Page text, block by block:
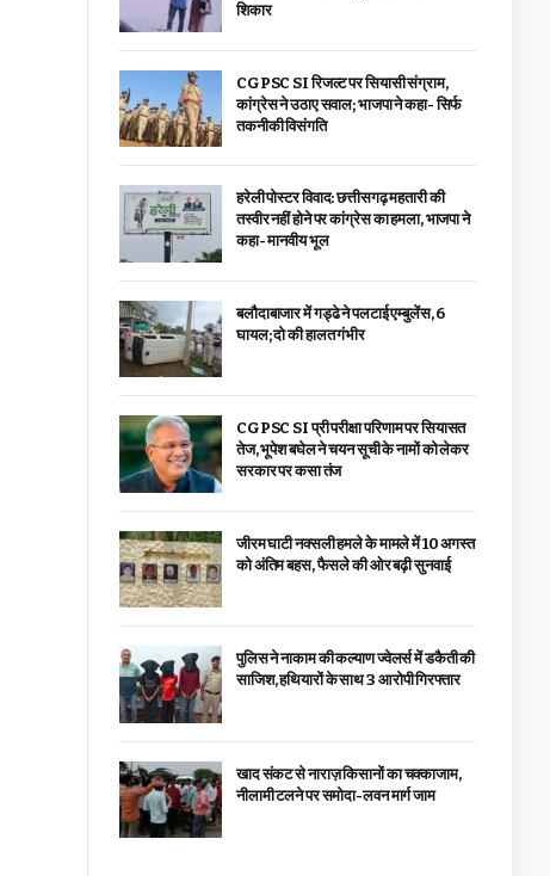
शिकार
CGPSC SI रिजल्ट पर सियासी संग्राम,
कांग्रेस ने उठाए सवाल; भाजपा ने कहा- सिर्फ
तकनीकी विसंगति
हरेली पोस्टर विवाद: छत्तीसगढ़ महतारी की
तस्वीर नहीं होने पर कांग्रेस का हमला, भाजपा ने
कहा- मानवीय भूल
बलौदाबाजार में गड्ढे ने पलटाई एम्बुलेंस, 6
घायल; दो की हालत गंभीर
CGPSC SI प्री परीक्षा परिणाम पर सियासत
तेज, भूपेश बघेल ने चयन सूची के नामों को लेकर
सरकार पर कसा तंज
जीरम घाटी नक्सली हमले के मामले में 10 अगस्त
को अंतिम बहस, फैसले की ओर बढ़ी सुनवाई
पुलिस ने नाकाम की कल्याण ज्वेलर्स में डकैती की
साजिश, हथियारों के साथ 3 आरोपी गिरफ्तार
खाद संकट से नाराज़ किसानों का चक्काजाम,
नीलामी टलने पर समोदा-लवन मार्ग जाम